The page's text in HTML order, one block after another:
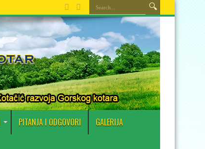
PITANJA I ODGOVORI GALERIJA